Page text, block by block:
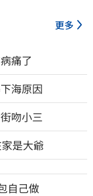
更多
痛了
海原因
吻小三
是大爺
自己做